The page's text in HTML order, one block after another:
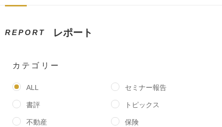
REPORT レポート
カテゴリー
ALL セミナー報告
書評 トピックス
不動産 保険